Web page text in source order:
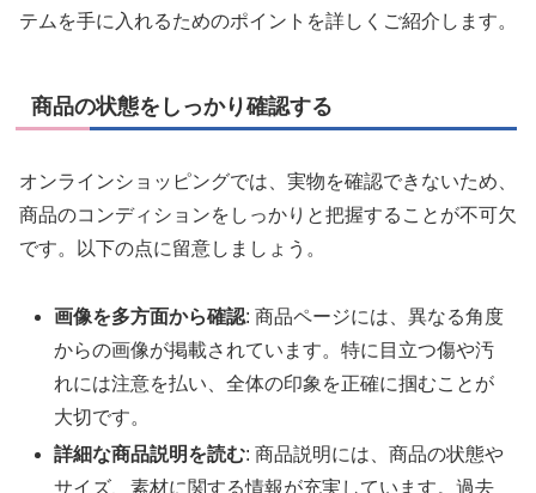
テムを手に入れるためのポイントを詳しくご紹介します。
商品の状態をしっかり確認する
オンラインショッピングでは、実物を確認できないため、
商品のコンディションをしっかりと把握することが不可欠
です。以下の点に留意しましょう。
画像を多方面から確認: 商品ページには、異なる角度
からの画像が掲載されています。特に目立つ傷や汚
れには注意を払い、全体の印象を正確に掴むことが
大切です。
詳細な商品説明を読む: 商品説明には、商品の状態や
サイズ、素材に関する情報が充実しています。過去